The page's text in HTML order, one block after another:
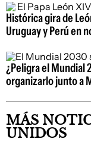
Histórica gira de
Uruguay y Perú en
¿Peligra el Mundial
organizarlo junto a
MÁS
UNIDOS